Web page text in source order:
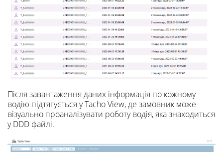
Після завантаження даних інформація по кожному
водію підтягується у Tacho View, де замовник може
візуально проаналізувати роботу водія, яка знаходиться
у DDD файлі.